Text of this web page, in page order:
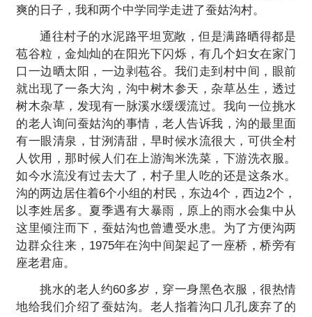
爽的日子，我和两个中学同学走进了蚕姑沟村。
通往村子的水泥路平坦宽敞，但是满路晒得都是
苞谷粒，金灿灿的在阳光下闪烁，有几个妇女在家门
口一边晒太阳，一边剥苞谷。我们走到村中间，眼前
就出现了一条大沟，沟中树木参天，杂草丛生，透过
树木杂草，发现有一脉溪水缓缓流过。我向一位挑水
的老人询问蚕姑沟的事情，老人告诉我，沟的最里面
有一眼清泉，甘洌清甜，早时候水流很大，可供全村
人饮用，那时候人们在上游淘米洗菜，下游洗衣服。
如今水流没有过去大了，村子里人吃的还是这条水。
沟的两边居住着6个小组的村民，东边4个，西边2个，
以李姓居多。夏季遇有大暴雨，原上的雨水会集中从
这里倾注而下，蚕姑沟也曾遭受水患。为了方便沟两
边群众往来，1975年在沟中间架起了一座桥，桥旁有
座老君庙。
挑水的老人约60多岁，穿一身黑色衣服，很热情
地给我们介绍了蚕姑沟。老人指着沟口几孔废弃了的